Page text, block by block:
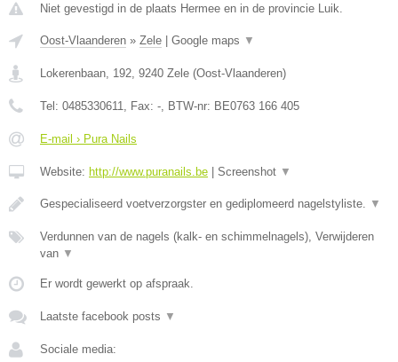
Niet gevestigd in de plaats Hermee en in de provincie Luik.
Oost-Vlaanderen » Zele | Google maps ▼
Lokerenbaan, 192 9240 Zele (Oost-Vlaanderen)
Tel: 0485330611 , Fax: - , BTW-nr: BE0763 166 405
E-mail › Pura Nails
Website: http://www.puranails.be | Screenshot ▼
Gespecialiseerd voetverzorgster en gediplomeerd nagelstyliste. ▼
Verdunnen van de nagels (kalk- en schimmelnagels), Verwijderen
van ▼
Er wordt gewerkt op afspraak.
Laatste facebook posts ▼
Sociale media: